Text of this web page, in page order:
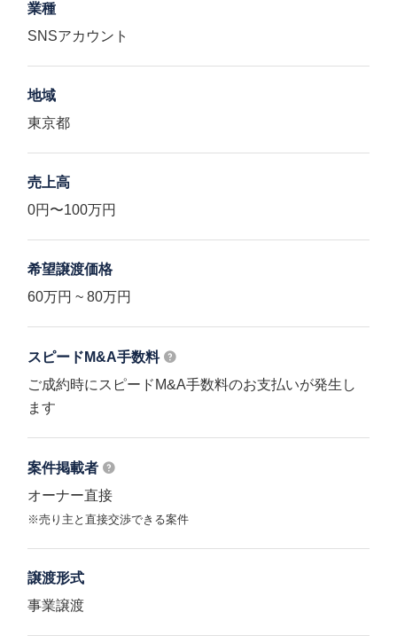
業種
SNSアカウント
地域
東京都
売上高
0円〜100万円
希望譲渡価格
60万円 ~ 80万円
スピードM&A手数料
ご成約時にスピードM&A手数料のお支払いが発生し
ます
案件掲載者
オーナー直接
※売り主と直接交渉できる案件
譲渡形式
事業譲渡